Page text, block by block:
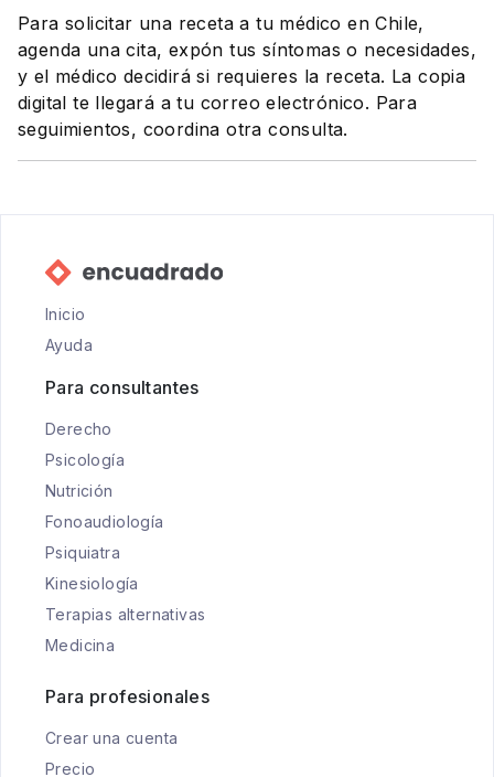
Para solicitar una receta a tu médico en Chile,
agenda una cita, expón tus síntomas o necesidades,
y el médico decidirá si requieres la receta. La copia
digital te llegará a tu correo electrónico. Para
seguimientos, coordina otra consulta.
Inicio
Ayuda
Para consultantes
Derecho
Psicología
Nutrición
Fonoaudiología
Psiquiatra
Kinesiología
Terapias alternativas
Medicina
Para profesionales
Crear una cuenta
Precio